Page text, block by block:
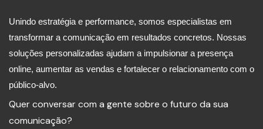
Unindo estratégia e performance, somos especialistas em
transformar a comunicação em resultados concretos. Nossas
soluções personalizadas ajudam a impulsionar a presença
online, aumentar as vendas e fortalecer o relacionamento com o
público-alvo.
Quer conversar com a gente sobre o futuro da sua
comunicação?